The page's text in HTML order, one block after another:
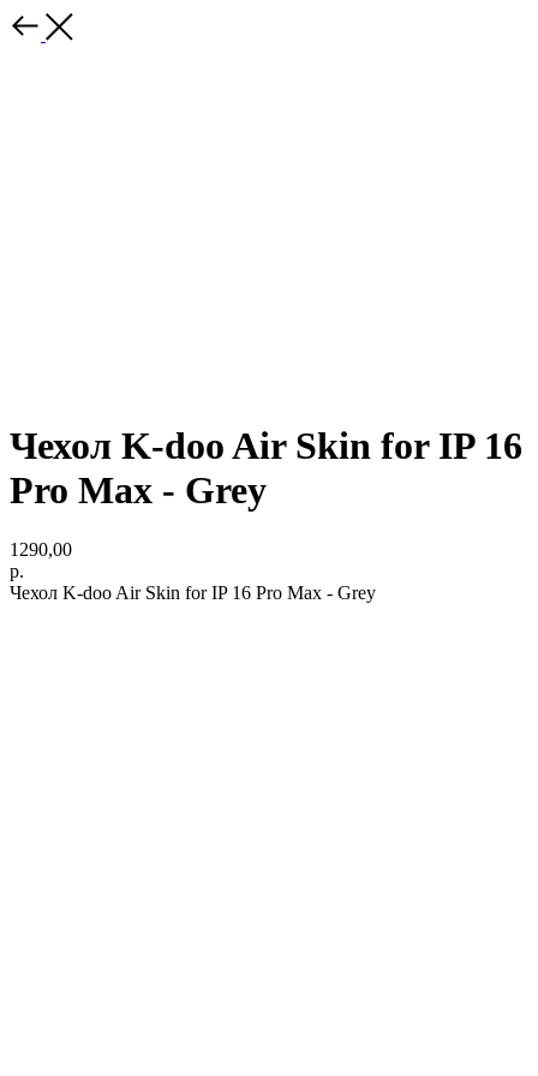
Чехол K-doo Air Skin for IP 16
Pro Max - Grey
1290,00
р.
Чехол K-doo Air Skin for IP 16 Pro Max - Grey